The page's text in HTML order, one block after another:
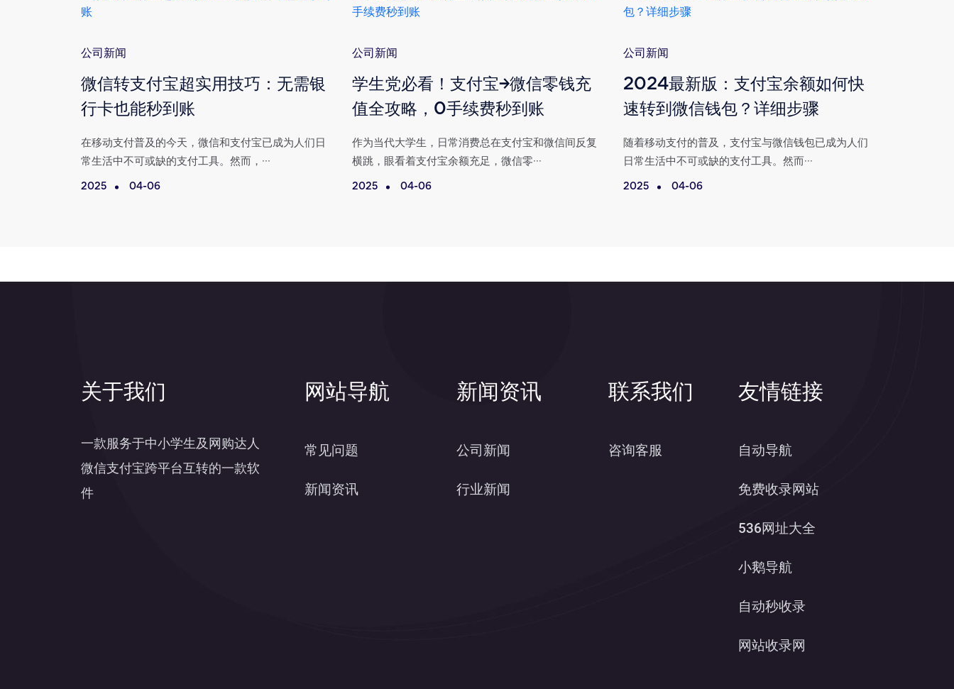
公司新闻
微信转支付宝超实用技巧：无需银
行卡也能秒到账
在移动支付普及的今天，微信和支付宝已成为人们日
常生活中不可或缺的支付工具。然而，···
2025 04-06
公司新闻
学生党必看！支付宝→微信零钱充
值全攻略，0手续费秒到账
作为当代大学生，日常消费总在支付宝和微信间反复
横跳，眼看着支付宝余额充足，微信零···
2025 04-06
公司新闻
2024最新版：支付宝余额如何快
速转到微信钱包？详细步骤
随着移动支付的普及，支付宝与微信钱包已成为人们
日常生活中不可或缺的支付工具。然而···
2025 04-06
关于我们
一款服务于中小学生及网购达人
微信支付宝跨平台互转的一款软
件
网站导航
常见问题
新闻资讯
新闻资讯
公司新闻
行业新闻
联系我们
咨询客服
友情链接
自动导航
免费收录网站
536网址大全
小鹅导航
自动秒收录
网站收录网